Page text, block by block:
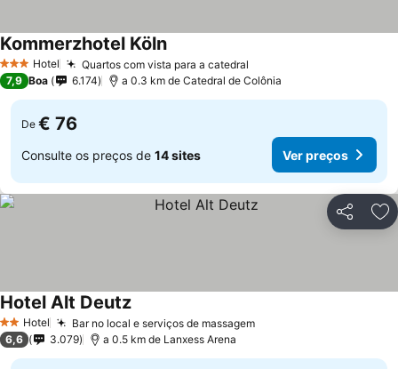
3 EstrelasHotel Quartos com vista para a catedral
Kommerzhotel Köln
7,9 Boa 6.174 a 0.3 km de Catedral de Colônia
De € 76
Consulte os preços de 14 sites Ver preços
Partilhar
2 Estrelas
Hotel Bar no local e serviços de massagem
Hotel Alt Deutz
6,6 3.079 a 0.5 km de Lanxess Arena